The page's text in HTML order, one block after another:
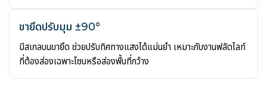
ขายึดปรับมุม ±90°
มีสเกลบนขายึด ช่วยปรับทิศทางแสงได้แม่นยำ เหมาะกับงานฟลัดไลท์
ที่ต้องส่องเฉพาะโซนหรือส่องพื้นที่กว้าง